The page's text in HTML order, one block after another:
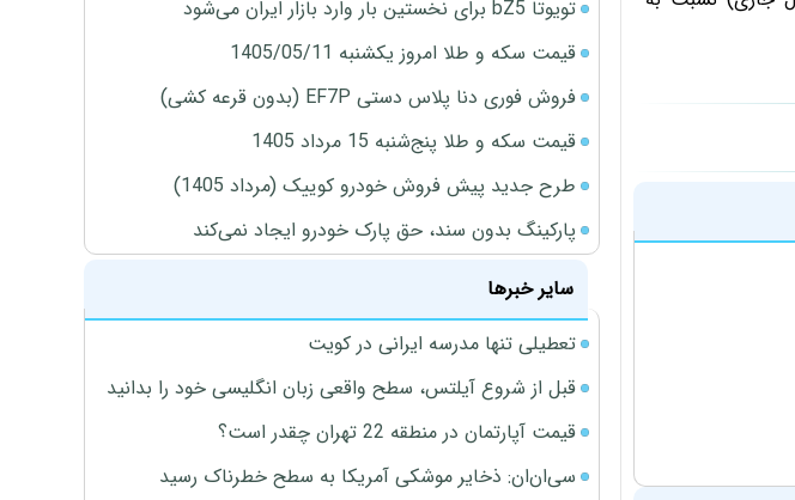
تویوتا bZ5 برای نخستین بار وارد بازار ایران می‌شود
قیمت سکه و طلا امروز یکشنبه 1405/05/11
فروش فوری دنا پلاس دستی EF7P (بدون قرعه کشی)
قیمت سکه و طلا پنج‌شنبه 15 مرداد 1405
طرح جدید پیش فروش خودرو کوییک (مرداد 1405)
پارکینگ بدون سند، حق پارک خودرو ایجاد نمی‌کند
سایر خبرها
تعطیلی تنها مدرسه ایرانی در کویت
قبل از شروع آیلتس، سطح واقعی زبان انگلیسی خود را بدانید
قیمت آپارتمان در منطقه 22 تهران چقدر است؟
سی‌ان‌ان: ذخایر موشکی آمریکا به سطح خطرناک رسید